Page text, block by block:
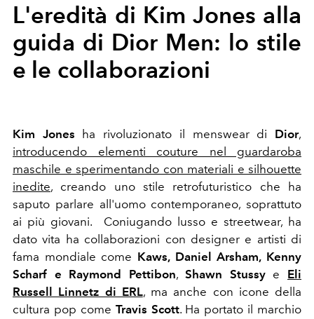
L'eredità di Kim Jones alla
guida di Dior Men: lo stile
e le collaborazioni
Kim Jones ha rivoluzionato il menswear di Dior,
introducendo elementi couture nel guardaroba
maschile e sperimentando con materiali e silhouette
inedite, creando uno stile retrofuturistico che ha
saputo parlare all'uomo contemporaneo, soprattuto
ai più giovani. Coniugando lusso e streetwear, ha
dato vita ha collaborazioni con designer e artisti di
fama mondiale come Kaws, Daniel Arsham, Kenny
Scharf e Raymond Pettibon,Shawn Stussye Eli
Russell Linnetz di ERL, ma anche con icone della
cultura pop come Travis Scott. Ha portato il marchio